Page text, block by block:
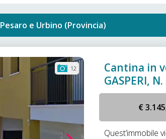
Pesaro e Urbino (Provincia)
12
Cantina in
GASPERI,
€
Quest’immobile